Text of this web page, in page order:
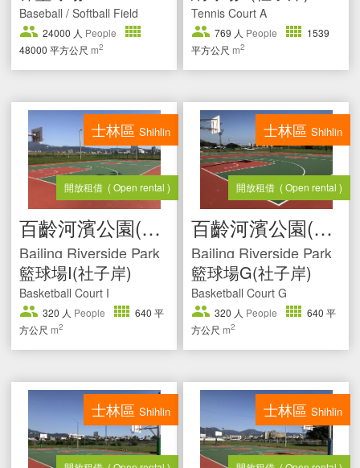
Baseball / Softball Field
24000 人 People
48000 平方公尺 m2
Tennis Court A
769 人 People
1539
平方公尺 m2
士林區 Shihlin
開放租借 ( Open rental )
百齡河濱公園(社子岸)
Bailing Riverside Park
籃球場I(社子岸)
Basketball Court I
320 人 People 640 平
方公尺 m2
士林區 Shihlin
開放租借 ( Open rental )
百齡河濱公園(社子岸)
Bailing Riverside Park
籃球場G(社子岸)
Basketball Court G
320 人 People 640 平
方公尺 m2
士林區 Shihlin 士林區 Shihlin